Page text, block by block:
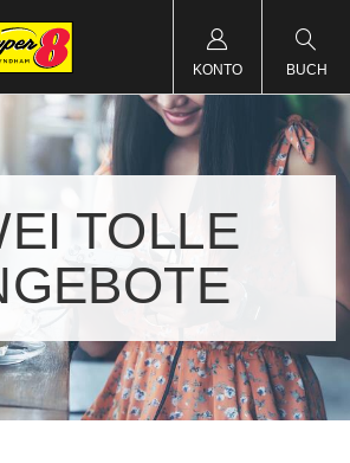
KONTO BUCH
TOLLE